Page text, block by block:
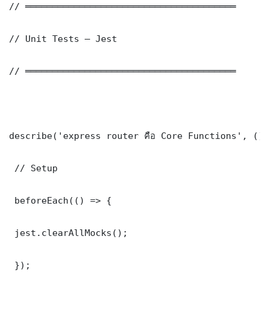
// ═══════════════════════════════════════
// Unit Tests — Jest
// ═══════════════════════════════════════
describe('express router คือ Core Functions', ()
// Setup
beforeEach(() => {
jest.clearAllMocks();
});